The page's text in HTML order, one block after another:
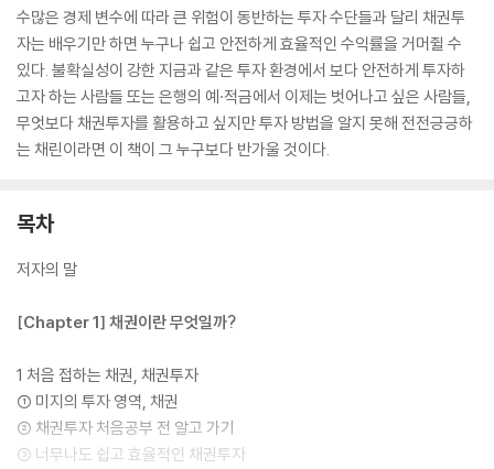
수많은 경제 변수에 따라 큰 위험이 동반하는 투자 수단들과 달리 채권투
자는 배우기만 하면 누구나 쉽고 안전하게 효율적인 수익률을 거머쥘 수
있다. 불확실성이 강한 지금과 같은 투자 환경에서 보다 안전하게 투자하
고자 하는 사람들 또는 은행의 예·적금에서 이제는 벗어나고 싶은 사람들,
무엇보다 채권투자를 활용하고 싶지만 투자 방법을 알지 못해 전전긍긍하
는 채린이라면 이 책이 그 누구보다 반가울 것이다.
목차
저자의 말
[Chapter 1] 채권이란 무엇일까?
1 처음 접하는 채권, 채권투자
① 미지의 투자 영역, 채권
② 채권투자 처음공부 전 알고 가기
③ 너무나도 쉽고 효율적인 채권투자